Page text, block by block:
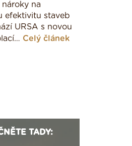
na
efektivitu staveb
URSA s novou
Celý článek
TADY: